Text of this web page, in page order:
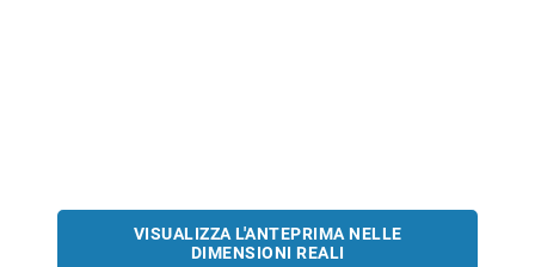
VISUALIZZA L'ANTEPRIMA NELLE
DIMENSIONI REALI